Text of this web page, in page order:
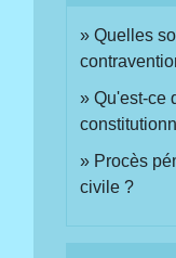
Quelles
Qu'est-ce
Procès
civile ?